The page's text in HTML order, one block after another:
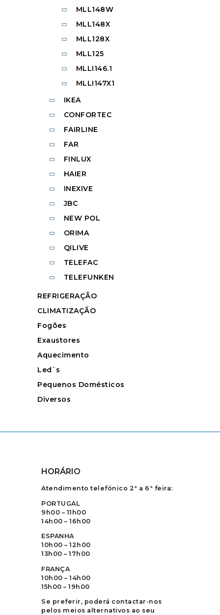
MLL148W
MLL148X
MLL128X
MLL125
MLLI146.1
MLLI147X1
IKEA
CONFORTEC
FAIRLINE
FAR
FINLUX
HAIER
INEXIVE
JBC
NEW POL
ORIMA
QILIVE
TELEFAC
TELEFUNKEN
REFRIGERAÇÃO
CLIMATIZAÇÃO
Fogões
Exaustores
Aquecimento
Led`s
Pequenos Domésticos
Diversos
HORÁRIO
Atendimento telefónico 2ª a 6ª feira:
PORTUGAL
9h00 – 11h00
14h00 – 16h00
ESPANHA
10h00 – 12h00
13h00 – 17h00
FRANÇA
10h00 – 14h00
15h00 – 19h00
Se preferir, poderá contactar-nos
pelos meios alternativos ao seu